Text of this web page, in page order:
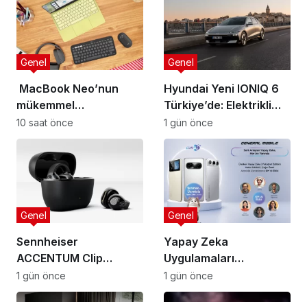
MacBook Neo’nun
mükemmel
tamamlayıcısı: Logitech
aksesuar koleksiyonu
Genel
10 saat önce
Hyundai Yeni IONIQ 6
Türkiye’de: Elektrikli
mobiliteye yeni boyut
Genel
1 gün önce
Sennheiser
ACCENTUM Clip
Türkiye’de: Açık kulak
teknolojisinde yeni
Genel
1 gün önce
Yapay Zeka
Uygulamaları
Değiştiriyor: Tek
Arayüz Çağı Başladı
Genel
1 gün önce